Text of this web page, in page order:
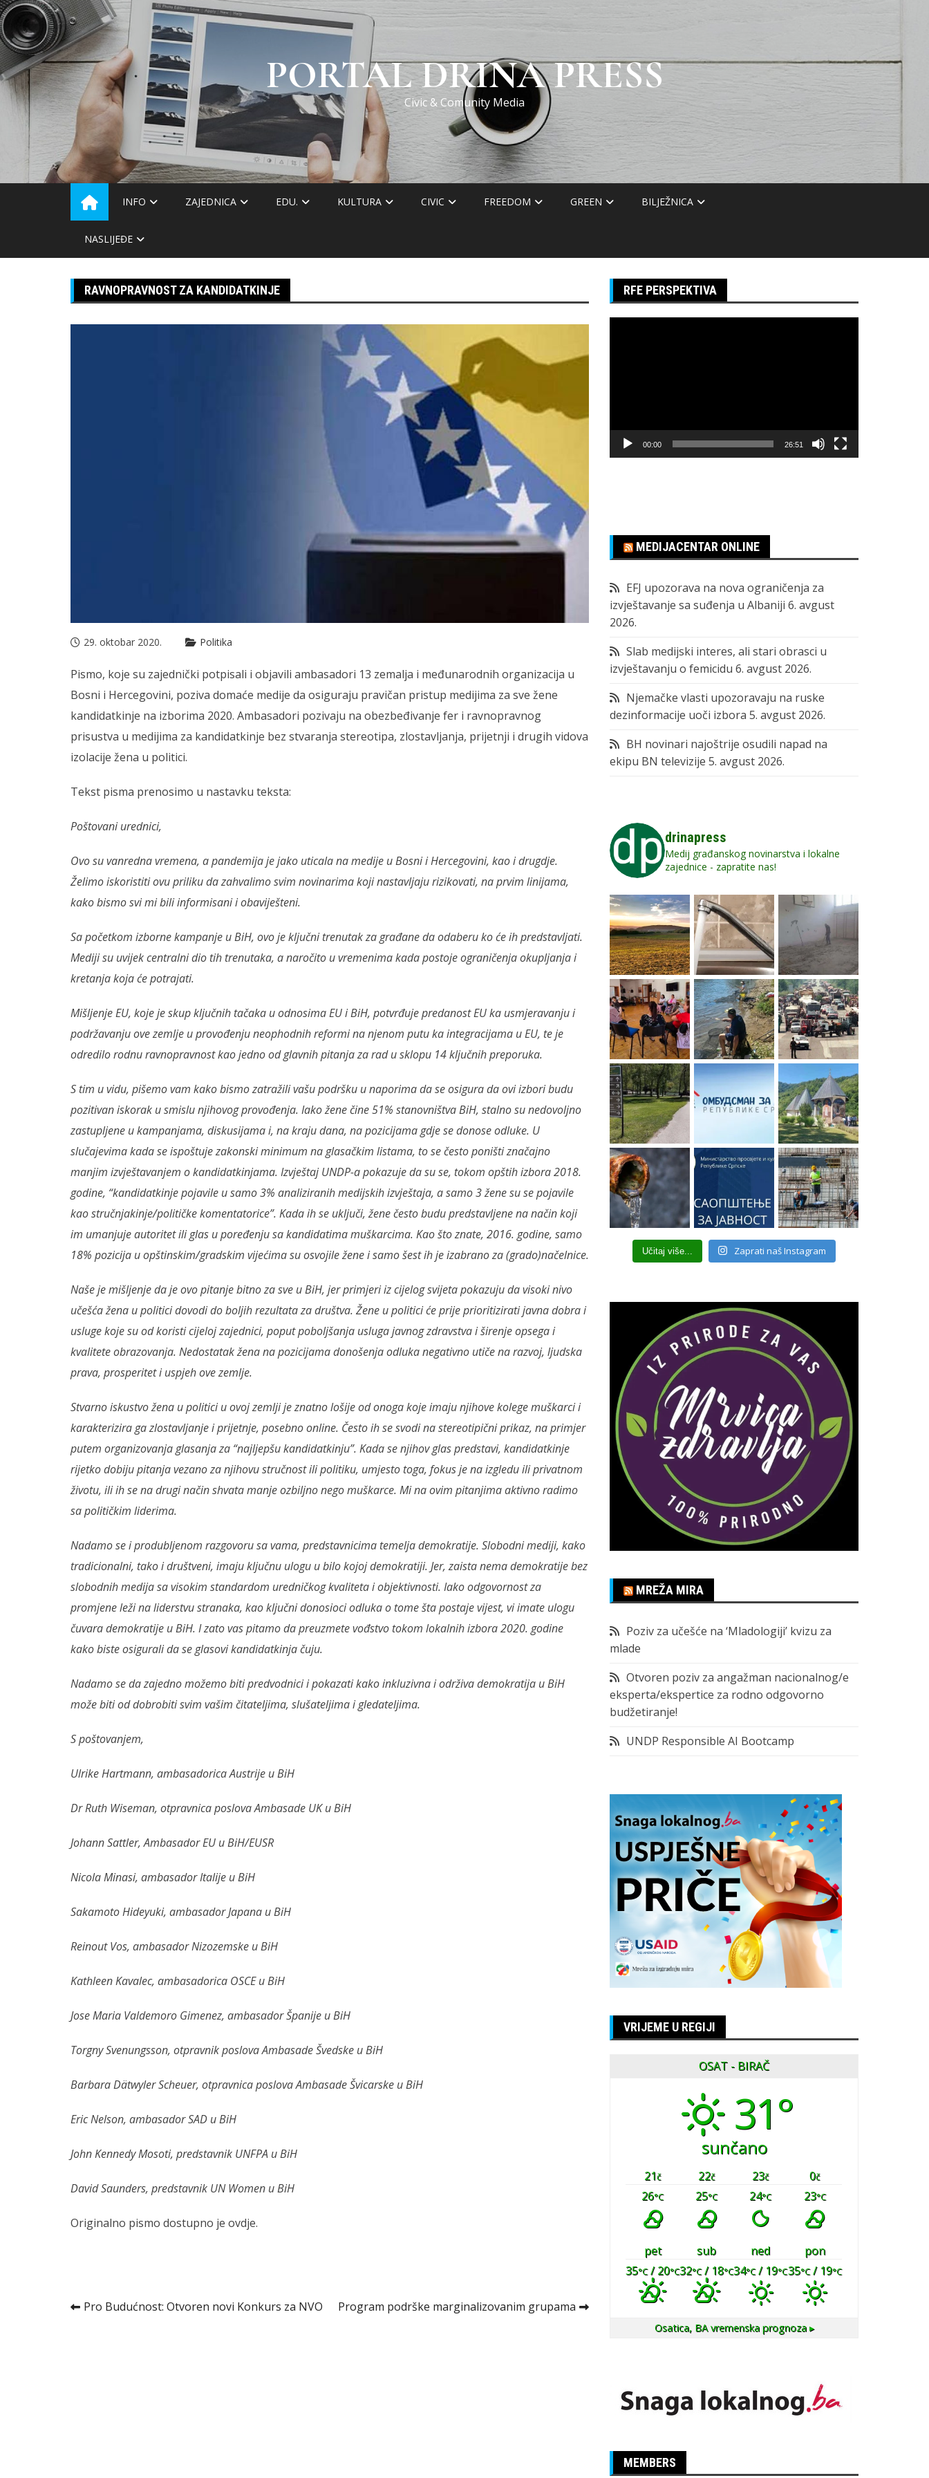
Skip
to
content
PORTAL DRINA PRESS
Civic & Comunity Media
INFO ZAJEDNICA EDU. KULTURA CIVIC FREEDOM GREEN BILJEŽNICA
NASLIJEĐE
RAVNOPRAVNOST ZA KANDIDATKINJE
29. oktobar 2020. Politika
Pismo, koje su zajednički potpisali i objavili ambasadori 13 zemalja i međunarodnih organizacija u
Bosni i Hercegovini, poziva domaće medije da osiguraju pravičan pristup medijima za sve žene
kandidatkinje na izborima 2020. Ambasadori pozivaju na obezbeđivanje fer i ravnopravnog
prisustva u medijima za kandidatkinje bez stvaranja stereotipa, zlostavljanja, prijetnji i drugih vidova
izolacije žena u politici.
Tekst pisma prenosimo u nastavku teksta:
Poštovani urednici,
Ovo su vanredna vremena, a pandemija je jako uticala na medije u Bosni i Hercegovini, kao i drugdje.
Želimo iskoristiti ovu priliku da zahvalimo svim novinarima koji nastavljaju rizikovati, na prvim linijama,
kako bismo svi mi bili informisani i obaviješteni.
Sa početkom izborne kampanje u BiH, ovo je ključni trenutak za građane da odaberu ko će ih predstavljati.
Mediji su uvijek centralni dio tih trenutaka, a naročito u vremenima kada postoje ograničenja okupljanja i
kretanja koja će potrajati.
Mišljenje EU, koje je skup ključnih tačaka u odnosima EU i BiH, potvrđuje predanost EU ka usmjeravanju i
podržavanju ove zemlje u provođenju neophodnih reformi na njenom putu ka integracijama u EU, te je
odredilo rodnu ravnopravnost kao jedno od glavnih pitanja za rad u sklopu 14 ključnih preporuka.
S tim u vidu, pišemo vam kako bismo zatražili vašu podršku u naporima da se osigura da ovi izbori budu
pozitivan iskorak u smislu njihovog provođenja. Iako žene čine 51% stanovništva BiH, stalno su nedovoljno
zastupljene u kampanjama, diskusijama i, na kraju dana, na pozicijama gdje se donose odluke. U
slučajevima kada se ispoštuje zakonski minimum na glasačkim listama, to se često poništi značajno
manjim izvještavanjem o kandidatkinjama. Izvještaj UNDP-a pokazuje da su se, tokom opštih izbora 2018.
godine, “kandidatkinje pojavile u samo 3% analiziranih medijskih izvještaja, a samo 3 žene su se pojavile
kao stručnjakinje/političke komentatorice”. Kada ih se uključi, žene često budu predstavljene na način koji
im umanjuje autoritet ili glas u poređenju sa kandidatima muškarcima. Kao što znate, 2016. godine, samo
18% pozicija u opštinskim/gradskim vijećima su osvojile žene i samo šest ih je izabrano za (grado)načelnice.
Naše je mišljenje da je ovo pitanje bitno za sve u BiH, jer primjeri iz cijelog svijeta pokazuju da visoki nivo
učešća žena u politici dovodi do boljih rezultata za društva. Žene u politici će prije prioritizirati javna dobra i
usluge koje su od koristi cijeloj zajednici, poput poboljšanja usluga javnog zdravstva i širenje opsega i
kvalitete obrazovanja. Nedostatak žena na pozicijama donošenja odluka negativno utiče na razvoj, ljudska
prava, prosperitet i uspjeh ove zemlje.
Stvarno iskustvo žena u politici u ovoj zemlji je znatno lošije od onoga koje imaju njihove kolege muškarci i
karakterizira ga zlostavljanje i prijetnje, posebno online. Često ih se svodi na stereotipični prikaz, na primjer
putem organizovanja glasanja za “najljepšu kandidatkinju”. Kada se njihov glas predstavi, kandidatkinje
rijetko dobiju pitanja vezano za njihovu stručnost ili politiku, umjesto toga, fokus je na izgledu ili privatnom
životu, ili ih se na drugi način shvata manje ozbiljno nego muškarce. Mi na ovim pitanjima aktivno radimo
sa političkim liderima.
Nadamo se i produbljenom razgovoru sa vama, predstavnicima temelja demokratije. Slobodni mediji, kako
tradicionalni, tako i društveni, imaju ključnu ulogu u bilo kojoj demokratiji. Jer, zaista nema demokratije bez
slobodnih medija sa visokim standardom uredničkog kvaliteta i objektivnosti. Iako odgovornost za
promjene leži na liderstvu stranaka, kao ključni donosioci odluka o tome šta postaje vijest, vi imate ulogu
čuvara demokratije u BiH. I zato vas pitamo da preuzmete vođstvo tokom lokalnih izbora 2020. godine
kako biste osigurali da se glasovi kandidatkinja čuju.
Nadamo se da zajedno možemo biti predvodnici i pokazati kako inkluzivna i održiva demokratija u BiH
može biti od dobrobiti svim vašim čitateljima, slušateljima i gledateljima.
S poštovanjem,
Ulrike Hartmann, ambasadorica Austrije u BiH
Dr Ruth Wiseman, otpravnica poslova Ambasade UK u BiH
Johann Sattler, Ambasador EU u BiH/EUSR
Nicola Minasi, ambasador Italije u BiH
Sakamoto Hideyuki, ambasador Japana u BiH
Reinout Vos, ambasador Nizozemske u BiH
Kathleen Kavalec, ambasadorica OSCE u BiH
Jose Maria Valdemoro Gimenez, ambasador Španije u BiH
Torgny Svenungsson, otpravnik poslova Ambasade Švedske u BiH
Barbara Dätwyler Scheuer, otpravnica poslova Ambasade Švicarske u BiH
Eric Nelson, ambasador SAD u BiH
John Kennedy Mosoti, predstavnik UNFPA u BiH
David Saunders, predstavnik UN Women u BiH
Originalno pismo dostupno je ovdje.
Kretanje
Pro Budućnost: Otvoren novi Konkurs za NVO Program podrške marginalizovanim grupama
RFE PERSPEKTIVA
00:00 26:51
MEDIJACENTAR ONLINE
EFJ upozorava na nova ograničenja za
izvještavanje sa suđenja u Albaniji 6. avgust
2026.
Slab medijski interes, ali stari obrasci u
izvještavanju o femicidu 6. avgust 2026.
Njemačke vlasti upozoravaju na ruske
dezinformacije uoči izbora 5. avgust 2026.
BH novinari najoštrije osudili napad na
ekipu BN televizije 5. avgust 2026.
drinapress
Medij građanskog novinarstva i lokalne
zajednice - zapratite nas!
Učitaj više... Zaprati naš Instagram
MREŽA MIRA
Poziv za učešće na ‘Mladologiji’ kvizu za
mlade
Otvoren poziv za angažman nacionalnog/e
eksperta/ekspertice za rodno odgovorno
budžetiranje!
UNDP Responsible AI Bootcamp
VRIJEME U REGIJI
OSAT - BIRAČ
31°
sunčano
21č 22č 23č 0č
26°C 25°C 24°C 23°C
pet sub ned
pon
35°C/ 20°C32°C/ 18°C34°C/ 19°C35°C/ 19°C
Osatica, BAvremenska prognoza ▸
MEMBERS